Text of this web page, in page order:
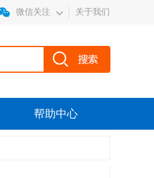
微信关注 关于我们
帮助中心